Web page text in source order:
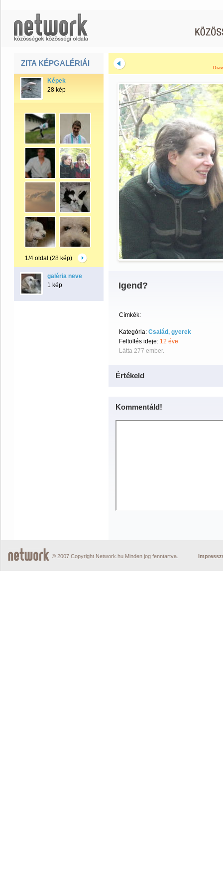
ZITA KÉPGALÉRIÁI
Képek
28 kép
1/4 oldal (28 kép)
galéria neve
1 kép
Igend?
Címkék:
Kategória: Család, gyerek
Feltöltés ideje: 12 éve
Látta 277 ember.
Értékeld
Kommentáld!
© 2007 Copyright Network.hu Minden jog fenntartva.